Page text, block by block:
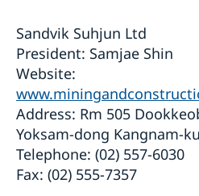
Sandvik Suhjun Ltd
President: Samjae Shin
Website:
Address: Rm 505
Yoksam-dong Kangnam-
Telephone: (02) 557-6030
Fax: (02) 555-7357